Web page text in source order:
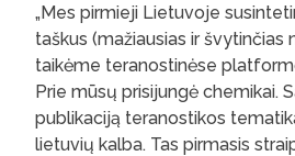
„Mes pirmieji Lietuvoje
taškus (mažiausias ir švytinčias
taikėme teranostinėse
Prie mūsų prisijungė chemikai.
publikaciją teranostikos
lietuvių kalba. Tas pirmasis